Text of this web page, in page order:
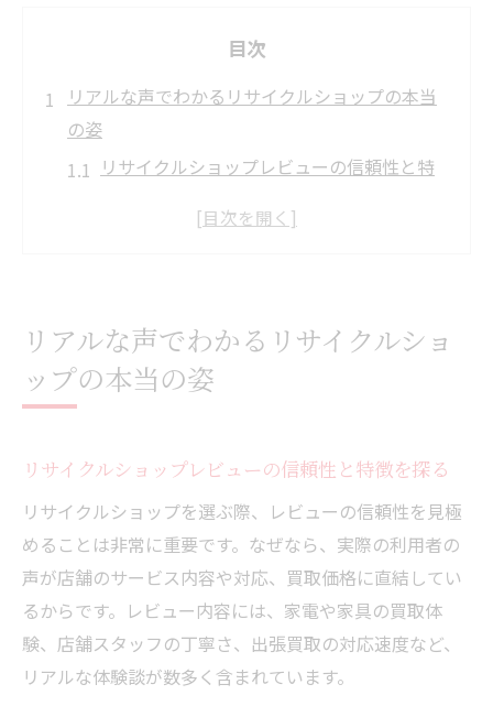
目次
リアルな声でわかるリサイクルショップの本当
の姿
リサイクルショップレビューの信頼性と特
利用者が重視するリサイクルショップの満
評判
レビューから見える高価買取リサイクルシ
役割
高価買取を叶えるためのレビュー活用術
リサイクルショップの高価買取レビュー活
用法
高価買取のリサイクルショップ口コミ比較
術
リアルな声でわかるリサイクルショ
ップの本当の姿
リサイクルショップレビューの信頼性と特徴を探る
リサイクルショップを選ぶ際、レビューの信頼性を見極
めることは非常に重要です。なぜなら、実際の利用者の
声が店舗のサービス内容や対応、買取価格に直結してい
るからです。レビュー内容には、家電や家具の買取体
験、店舗スタッフの丁寧さ、出張買取の対応速度など、
リアルな体験談が数多く含まれています。